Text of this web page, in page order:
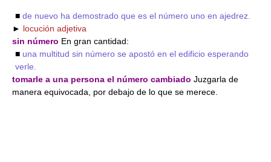
■ de nuevo ha demostrado que es el número uno en ajedrez.
► locución adjetiva
sin número En gran cantidad:
■ una multitud sin número se apostó en el edificio esperando
verle.
tomarle a una persona el número cambiado Juzgarla de
manera equivocada, por debajo de lo que se merece.